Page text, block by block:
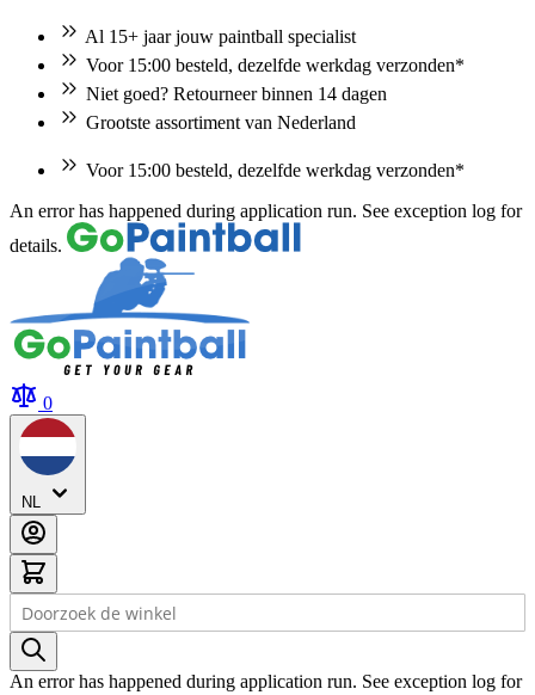
Al 15+ jaar jouw paintball specialist
Voor 15:00 besteld, dezelfde werkdag verzonden*
Niet goed? Retourneer binnen 14 dagen
Grootste assortiment van Nederland
Voor 15:00 besteld, dezelfde werkdag verzonden*
Ga
de
An error has happened during application run. See exception log for
details.
0
NL
An error has happened during application run. See exception log for